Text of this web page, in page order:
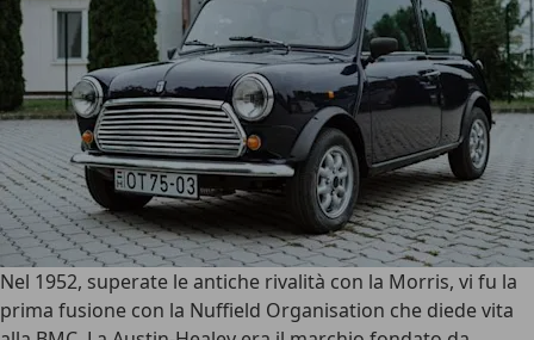
Nel 1952, superate le antiche rivalità con la Morris, vi fu la
prima fusione con la Nuffield Organisation che diede vita